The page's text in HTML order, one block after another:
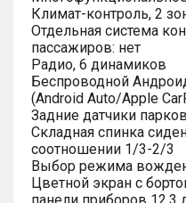
Климат-контроль, 2
Отдельная система
пассажиров: нет
Радио, 6 динамиков
Беспроводной
(Android Auto/Apple
Задние датчики
Складная спинка
соотношении 1/3-2/3
Выбор режима
Цветной экран с
панели приборов